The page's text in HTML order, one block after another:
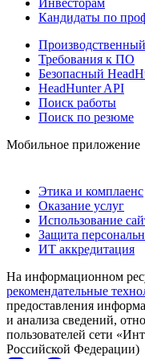
Кандидаты по
Требования к ПО
Безопасный
HeadHunter API
Поиск работы
Поиск по резюме
Мобильное приложение
Этика и комплаенс
Оказание услуг
Использование
Защита
ИТ аккредитация
На информационном
рекомендательные
предоставления
и анализа сведений,
пользователей сети
Российской Федерации)